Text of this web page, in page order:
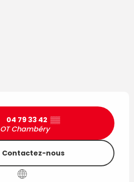
04 79 33 42 ▒▒
OT Chambéry
Contactez-nous